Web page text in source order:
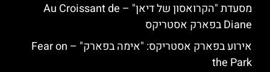
מסעדת "הקרואסון של דיאן" – Au Croissant de
Diane בפארק אסטריקס
אירוע בפארק אסטריקס: "אימה בפארק" – Fear on
the Park